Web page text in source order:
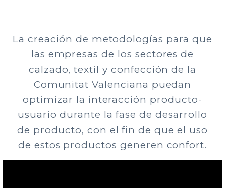
La creación de metodologías para que
las empresas de los sectores de
calzado, textil y confección de la
Comunitat Valenciana puedan
optimizar la interacción producto-
usuario durante la fase de desarrollo
de producto, con el fin de que el uso
de estos productos generen confort.